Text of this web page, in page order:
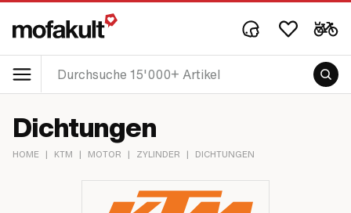
Dichtungen
HOME | KTM | MOTOR | ZYLINDER | DICHTUNGEN